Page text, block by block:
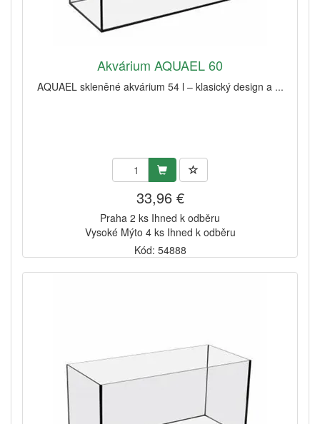
Akvárium AQUAEL 60
AQUAEL skleněné akvárium 54 l – klasický design a ...
33,96 €
Praha 2 ks Ihned k odběru
Vysoké Mýto 4 ks Ihned k odběru
Kód: 54888